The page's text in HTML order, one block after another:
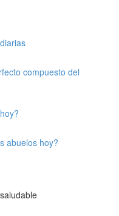
compuesto del
abuelos hoy?